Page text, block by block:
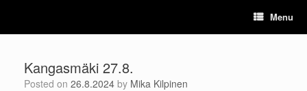
content
Menu
Kangasmäki 27.8.
Posted on 26.8.2024 by Mika Kilpinen